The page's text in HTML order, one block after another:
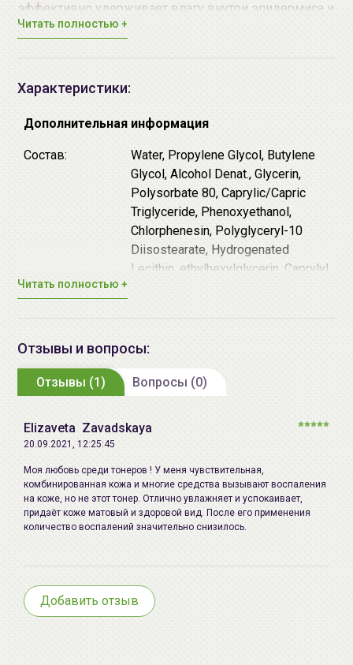
эффективно удерживает влагу внутри эпидермиса и
препятствует обезвоживанию.
выработку себума, успокаивает и уменьшает
кожными заболеваниями как псориаз, экзема,
Экстракт босвелииобладает
противовоспалительным действием, успокаивает и
расслабляет кожу, нормализует работу сальных
желез и способствует заживлению акне.
Комплекс AHA-кислототшелушивает
омертвевшие клетки с поверхности кожи,
растворяет сальные пробки, обладает
противовоспалительным действием, стимулирует
Способ применения:
ватного диска или подушечек пальцев
наочищеннуюкожу лица избегая области вокруг
Наибольшего эффекта можно достичь используя
комплексно средства отA'PIEU.
Читать полностью +
Характеристики:
Дополнительная информация
Состав:
Water, Propylene Glycol, Butylene
Glycol, Alcohol Denat., Glycerin,
Polysorbate 80, Caprylic/Capric
Triglyceride, Phenoxyethanol,
Chlorphenesin, Polyglyceryl-10
Diisostearate, Hydrogenated
Lecithin, ethylhexylglycerin, Caprylyl
extract, Portulaca Oleracea extract,
Disodium EDTA, Citrus Aurantium
Dulcis (Orange) Oil, Sophora
Angustifolia Root extract, Althaea
Rosea Root extract, Magnolia
Bambusoides Juice, Betula
Platyphylla Japonica Juice,
Chamaecyparis Obtusa Water,
Lavandula Angustifolia (Lavender)
Glycyrrhiza Glabra (Licorice) Root
extract, Alcohol, Citrus Aurantium
Bergamia (Bergamot) Fruit Oil,
Читать полностью +
Отзывы и вопросы:
Отзывы (1) Вопросы (0)
Elizaveta Zavadskaya
20.09.2021, 12:25:45
Моя любовь среди тонеров ! У меня чувствительная,
комбинированная кожа и многие средства вызывают воспаления
на коже, но не этот тонер. Отлично увлажняет и успокаивает,
придаёт коже матовый и здоровой вид. После его применения
количество воспалений значительно снизилось.
Добавить отзыв